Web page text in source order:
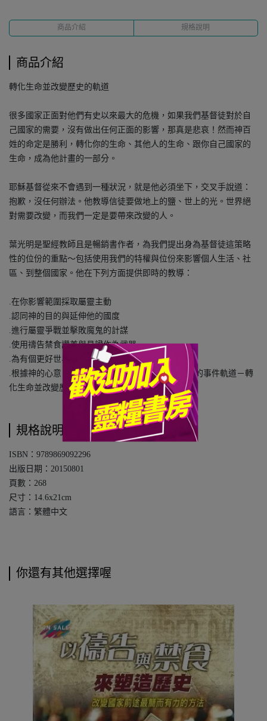
商品介紹 規格說明
商品介紹
轉化生命並改變歷史的軌道
很多國家正面對他們有史以來最大的危機，如果我們基督徒對於自
己國家的需要，沒有做出任何正面的影響，那真是悲哀！然而神百
姓的命定是勝利，轉化你的生命、其他人的生命、跟你自己國家的
生命，成為他計畫的一部分。
耶穌基督從來不會遇到一種狀況，就是他必須坐下，交叉手說道：
抱歉，沒任何辦法。他教導信徒要做地上的鹽、世上的光。世界絕
對需要改變，而我們一定是要帶來改變的人。
葉光明是聖經教師且是暢銷書作者，為我們提出身為基督徒這策略
性的位份的重點～包括使用我們的特權與位份來影響個人生活、社
區、到整個國家。他在下列方面提供即時的教導：
.在你影響範圍採取屬靈主動
.認同神的目的與延伸他的國度
.進行屬靈爭戰並擊敗魔鬼的計謀
.使用禱告禁食讚美與見證作為武器
.為有個更好世界，成為歷史的改變者
.根據神的心意，我們有方法改變我們的城市與國家的事件軌道－轉
化生命並改變歷史的軌道
規格說明
ISBN：9789869092296
出版日期：20150801
頁數：268
尺寸：14.6x21cm
語言：繁體中文
你還有其他選擇喔